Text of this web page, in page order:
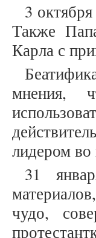
3
Также
Карла с
мнения,
лидером во
31
чудо,